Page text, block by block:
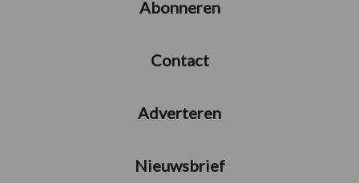
Abonneren
Contact
Adverteren
Nieuwsbrief